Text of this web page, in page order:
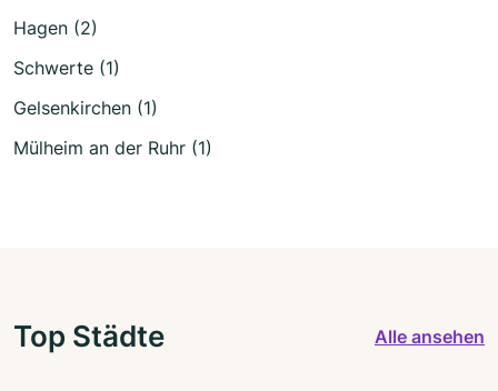
Hagen (2)
Schwerte (1)
Gelsenkirchen (1)
Mülheim an der Ruhr (1)
Top Städte Alle ansehen